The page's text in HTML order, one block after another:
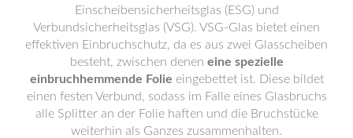
Einscheibensicherheitsglas (ESG) und
Verbundsicherheitsglas (VSG). VSG-Glas bietet einen
effektiven Einbruchschutz, da es aus zwei Glasscheiben
besteht, zwischen denen eine spezielle
einbruchhemmende Folie eingebettet ist. Diese bildet
einen festen Verbund, sodass im Falle eines Glasbruchs
alle Splitter an der Folie haften und die Bruchstücke
weiterhin als Ganzes zusammenhalten.